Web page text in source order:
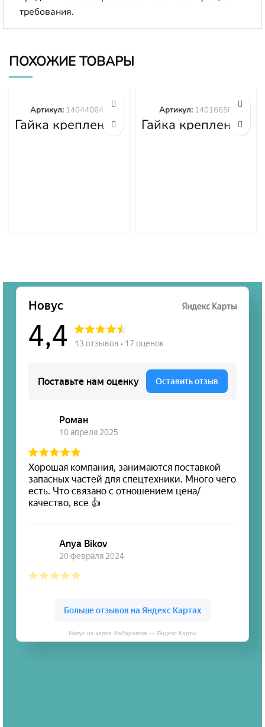
требования.
ПОХОЖИЕ ТОВАРЫ
Гайка крепления
башмака
Артикул: 140440645
Гайка крепления
башмака
Артикул: 14016650
Новус на карте Хабаровска — Яндекс Карты